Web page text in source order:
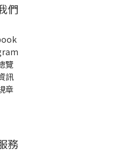
們
覽
訊
章
務